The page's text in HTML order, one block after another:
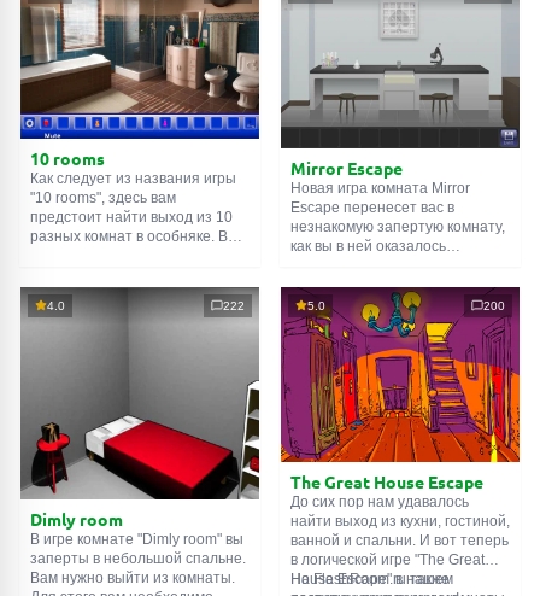
10 rooms
Как следует из названия игры
"10 rooms", здесь вам
предстоит найти выход из 10
разных комнат в особняке. В
их, чтобы выйти. Выход из
одной комнаты является
Mirror Escape
Новая игра комната Mirror
Escape перенесет вас в
незнакомую запертую комнату,
как вы в ней оказалось
смекалки попробуйте решить
все, приготовленные авторами
для вас, головоломки и найти
выход на свободу.
Внимательно осмотрите
помещение, возможно вы
сможете найти какие-нибудь
подсказки. Желаем удачи!
4.0 222
Dimly room
В игре комнате "Dimly room" вы
заперты в небольшой спальне.
Вам нужно выйти из комнаты.
5.0 200
The Great House Escape
До сих пор нам удавалось
найти выход из кухни, гостиной,
ванной и спальни. И вот теперь
в логической игре "The Great
House Escape" в нашем
На FlashRoom.ru также